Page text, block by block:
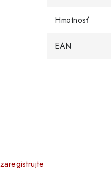
Hmotnosť
EAN
zaregistrujte.